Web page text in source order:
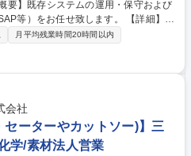
をお任せ致します。 【詳細】基
部門ごとの業務システムの運用・保
題や要望のヒアリング、要件定義・
トロール、トラブル対応、業務改善企
集職種 【神戸/社内S
境/WEB面接可
月平均残業時間20時間以内
会社
セーターやカットソー)】三
学/素材法人営業